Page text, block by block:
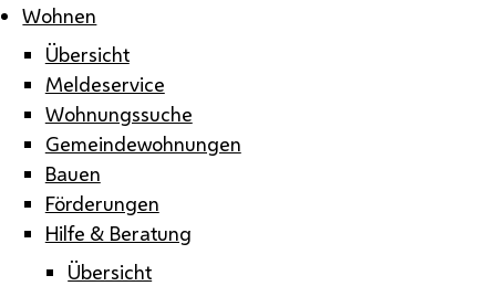
Wohnen
Übersicht
Meldeservice
Wohnungssuche
Gemeindewohnungen
Bauen
Förderungen
Hilfe & Beratung
Übersicht